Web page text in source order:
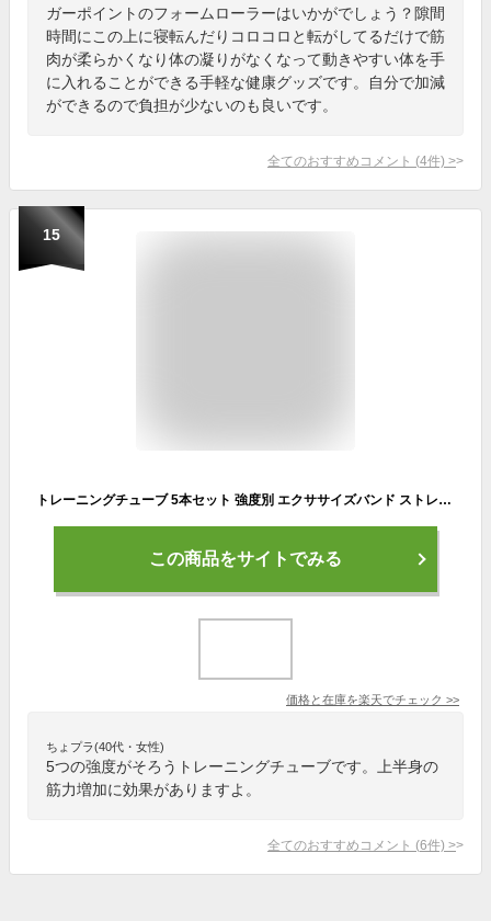
ガーポイントのフォームローラーはいかがでしょう？隙間
時間にこの上に寝転んだりコロコロと転がしてるだけで筋
肉が柔らかくなり体の凝りがなくなって動きやすい体を手
に入れることができる手軽な健康グッズです。自分で加減
ができるので負担が少ないのも良いです。
全てのおすすめコメント (4件) >
15
トレーニングチューブ 5本セット 強度別 エクササイズバンド ストレッチ ゴムバンド 筋トレ 懸垂 チューブ トレーニング ループ ループバンド ちゅーぶ ゴムチューブ レジスタンスバンド シェイプアップ 体操 リハビリ 【1年保証】 GETFIT
この商品をサイトでみる
価格と在庫を楽天でチェック >>
ちょプラ(40代・女性)
5つの強度がそろうトレーニングチューブです。上半身の
筋力増加に効果がありますよ。
全てのおすすめコメント (6件) >